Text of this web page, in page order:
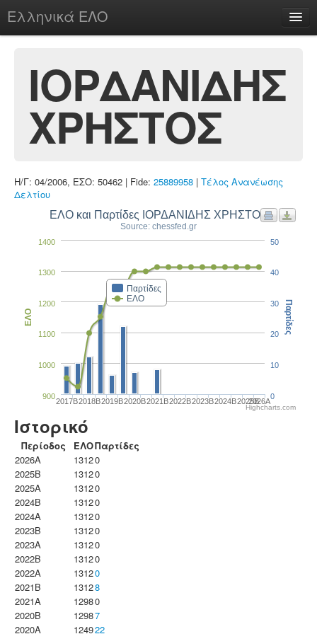
Ελληνικά ΕΛΟ
chesstu.be @ discord
Login
ΙΟΡΔΑΝΙΔΗΣ
ΧΡΗΣΤΟΣ
Η/Γ: 04/2006, ΕΣΟ: 50462 | Fide: 25889958 | Τέλος Ανανέωσης
Δελτίου
ΕΛΟ και Παρτίδες ΙΟΡΔΑΝΙΔΗΣ ΧΡΗΣΤΟΣ
Source: chessfed.gr
Παρτίδες
ΕΛΟ
2017B2018B2019B2020B2021B2022B2023B2024B2025B2026A
900
1000
1100
1200
1300
1400
ΕΛΟ
0
10
20
30
40
50
Παρτίδες
Highcharts.com
Ιστορικό
Περίοδος ΕΛΟΠαρτίδες
2026A
13120
2025B
13120
2025A
13120
2024B
13120
2024A
13120
2023B
13120
2023Α
13120
2022B
13120
2022A
13120
2021B
13128
2021A
12980
2020B
12987
2020A
124922